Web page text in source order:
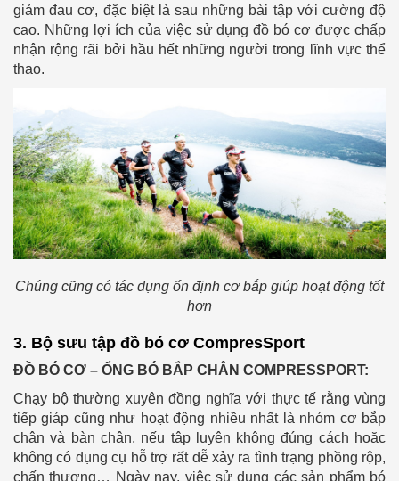
giảm đau cơ, đặc biệt là sau những bài tập với cường độ
cao. Những lợi ích của việc sử dụng đồ bó cơ được chấp
nhận rộng rãi bởi hầu hết những người trong lĩnh vực thể
thao.
Chúng cũng có tác dụng ổn định cơ bắp giúp hoạt động tốt
hơn
3. Bộ sưu tập đồ bó cơ CompresSport
ĐỒ BÓ CƠ – ỐNG BÓ BẮP CHÂN COMPRESSPORT:
Chạy bộ thường xuyên đồng nghĩa với thực tế rằng vùng
tiếp giáp cũng như hoạt động nhiều nhất là nhóm cơ bắp
chân và bàn chân, nếu tập luyện không đúng cách hoặc
không có dụng cụ hỗ trợ rất dễ xảy ra tình trạng phồng rộp,
chấn thương… Ngày nay, việc sử dụng các sản phẩm bó